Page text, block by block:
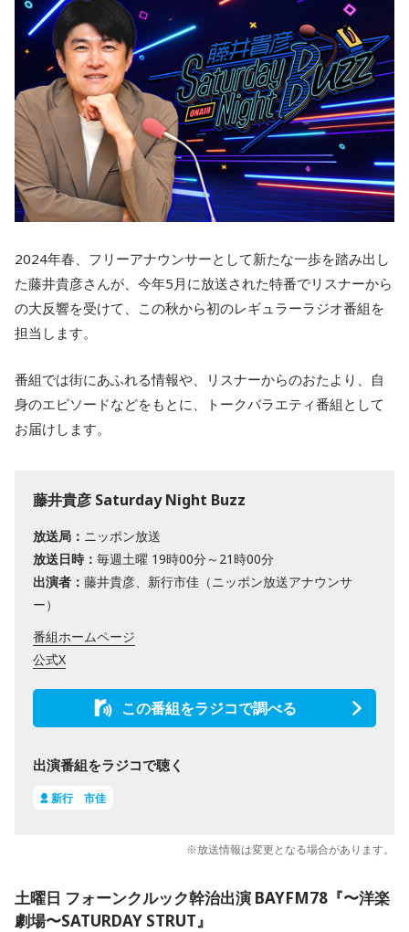
2024年春、フリーアナウンサーとして新たな一歩を踏み出し
た藤井貴彦さんが、今年5月に放送された特番でリスナーから
の大反響を受けて、この秋から初のレギュラーラジオ番組を
担当します。
番組では街にあふれる情報や、リスナーからのおたより、自
身のエピソードなどをもとに、トークバラエティ番組として
お届けします。
藤井貴彦 Saturday Night Buzz
放送局： ニッポン放送
放送日時： 毎週土曜 19時00分～21時00分
出演者： 藤井貴彦、新行市佳（ニッポン放送アナウンサ
ー）
番組ホームページ
公式X
この番組をラジコで調べる
出演番組をラジコで聴く
新行 市佳
※放送情報は変更となる場合があります。
土曜日 フォーンクルック幹治出演 BAYFM78『〜洋楽
劇場〜SATURDAY STRUT』